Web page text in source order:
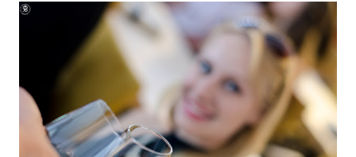
lakott, bővelkedik régészeti feltárásokban és kincsekben,
melyeket a város a mai napig lelkiismeretesen ápol és büszkén
meg is mutat a világnak. A százhalom előtag a település
határában húzódó halomsírokra utal, melyeket ma is meg lehet
tekinteni a régészeti parkban. De még mielőtt ide eljutnánk,
érdemes megállni a gyönyörűen felújított főtéren, ahol a
Makovecz Imre által tervezett Szent István Templom magas...